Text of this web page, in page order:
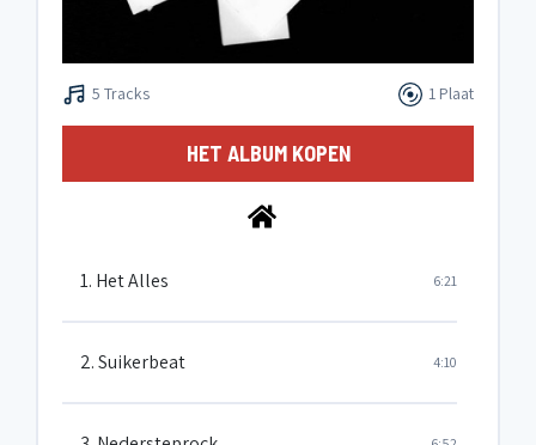
5 Tracks 1 Plaat
HET ALBUM KOPEN
1. Het Alles 6:21
2. Suikerbeat 4:10